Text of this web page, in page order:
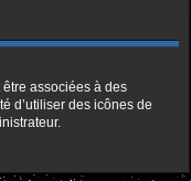
associées à des
d’utiliser des icônes de